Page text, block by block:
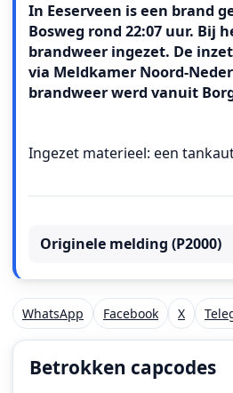
In Eeserveen is een brand
Bosweg rond 22:07 uur. Bij
brandweer ingezet. De
via Meldkamer Noord-
brandweer werd vanuit
Ingezet materieel: een
Originele melding (P2000)
WhatsApp Facebook X
Betrokken capcodes